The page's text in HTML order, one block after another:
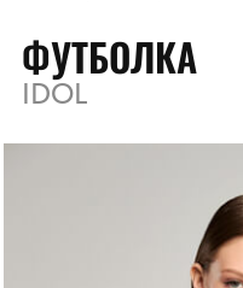
ФУТБОЛКА
IDOL